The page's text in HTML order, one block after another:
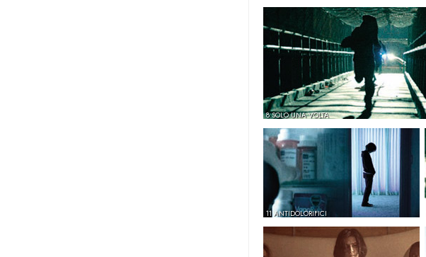
8 SOLO UNA VOLTA
11 ANTIDOLORIFICI